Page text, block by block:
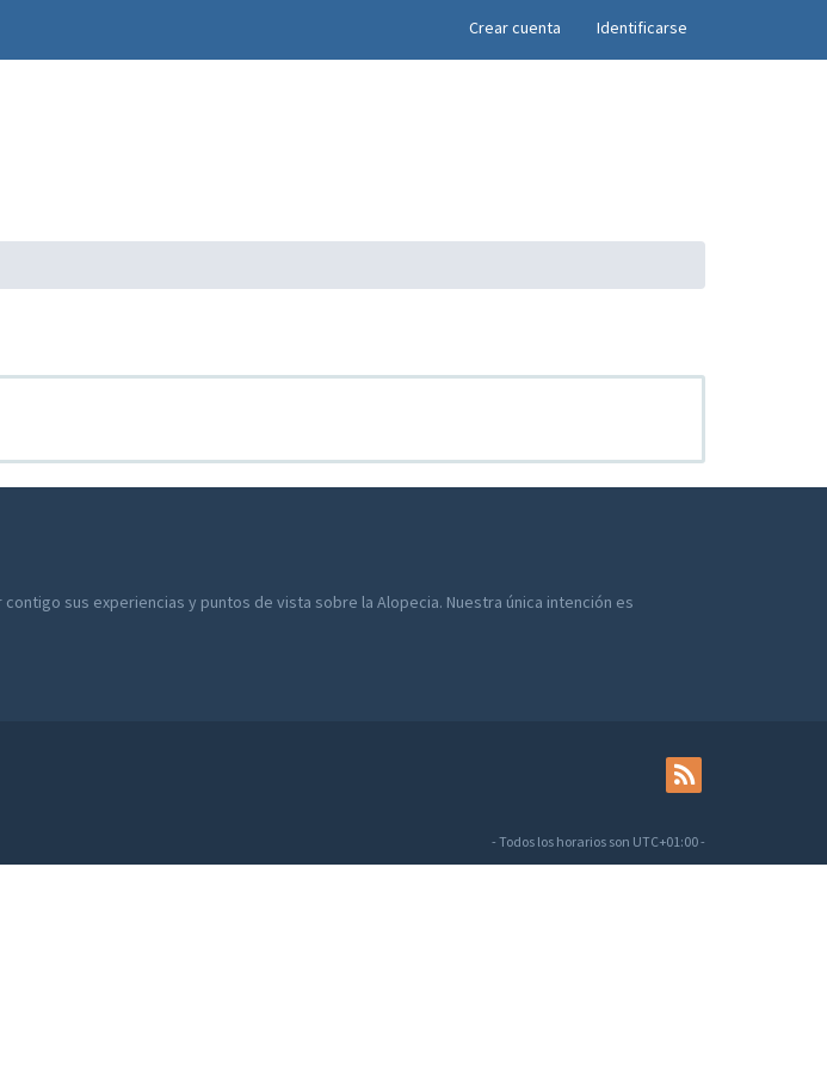
Crear cuenta Identificarse ×
sus experiencias y puntos de vista sobre la Alopecia. Nuestra única intención es
- Todos los horarios son UTC+01:00-